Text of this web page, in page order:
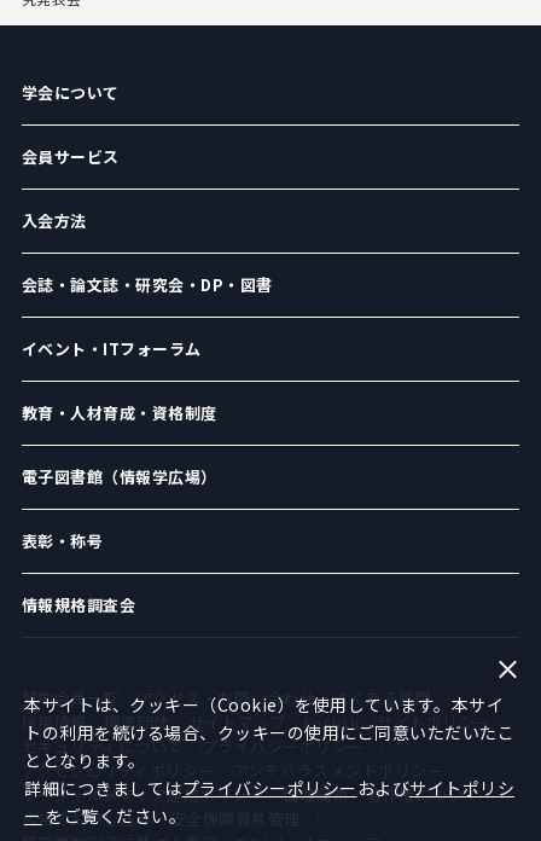
学会について
会員サービス
入会方法
会誌・論文誌・研究会・DP・図書
イベント・ITフォーラム
教育・人材育成・資格制度
電子図書館（情報学広場）
表彰・称号
情報規格調査会
賛助会員一覧 アクセス・お問い合わせ
よくある質問
採用情報
関連団体 サイトマップ English
サイトポリシー
セキュリティについて
プライバシーポリシー
アクセシビリティポリシー
ソーシャルメディア運用ポリシー
倫理綱領
著作権について
広告のお申し込み
安全保障貿易管理
本サイトは、クッキー（Cookie）を使用しています。本サイ
トの利用を続ける場合、クッキーの使用にご同意いただいたこ
ととなります。
詳細につきましてはプライバシーポリシー およびサイトポリシ
ー をご覧ください。